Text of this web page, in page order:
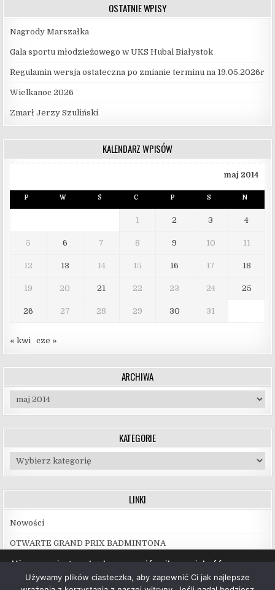
OSTATNIE WPISY
Nagrody Marszałka
Gala sportu młodzieżowego w UKS Hubal Białystok
Regulamin wersja ostateczna po zmianie terminu na 19.05.2026r
Wielkanoc 2026
Zmarł Jerzy Szuliński
KALENDARZ WPISÓW
maj 2014
P W Ś C P S N
1 2 3 4
5 6 7 8 9 10 11
12 13 14 15 16 17 18
19 20 21 22 23 24 25
26 27 28 29 30 31
« kwi cze »
ARCHIWA
Archiwa
KATEGORIE
Kategorie
LINKI
Nowości
OTWARTE GRAND PRIX BADMINTONA
Używamy ciasteczek, aby zapewnić najlepszą jakość
korzystania z naszej witryny.
Więcej informacji na temat plików ciasteczka, których
Używamy plików ciasteczka, aby zapewnić Ci jak najlepsze